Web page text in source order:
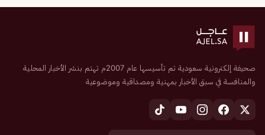
صحيفة إلكترونية سعودية تم تأسيسها عام 2007م تهتم بنشر الأخبار المحلية
والمنافسة في سبق الأخبار بمهنية ومصداقية وموضوعية